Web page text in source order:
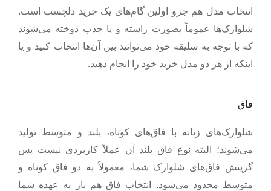
انتخاب مدل هم جزو اولین گام‌های یک خرید دلچسب است.
شلوارک‌ها عموماً بصورت راسته و یا جذب دوخته می‌شوند
که با توجه به سلیقه خود می‌توانید بین آن‌ها انتخاب کنید و یا
اینکه از هر دو مدل خرید خود را انجام دهید.
فاق
شلوارک‌های زنانه با فاق‌های کوتاه، بلند و متوسط تولید
می‌شوند؛ البته نوع فاق بلند آن عملاً کاربردی نیست پس
گزینش فاق‌های شلوارک شما، معمولاً به دو فاق کوتاه و
متوسط محدود می‌شود. انتخاب فاق هم باز به عهده شما